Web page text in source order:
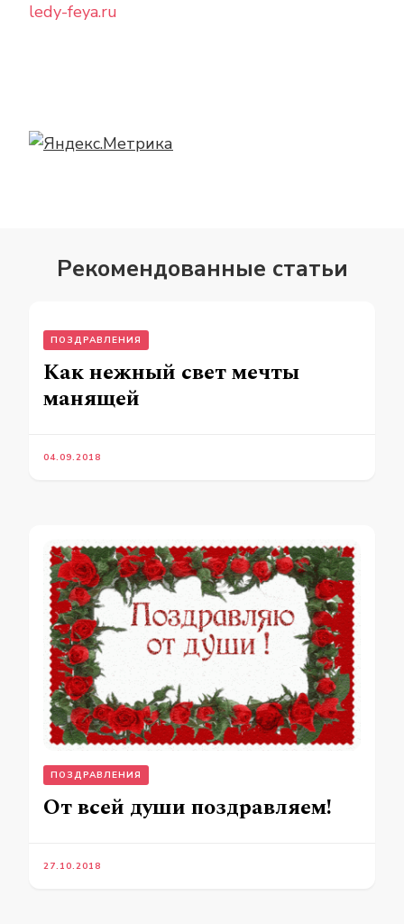
ledy-feya.ru
Рекомендованные статьи
ПОЗДРАВЛЕНИЯ
Как нежный свет мечты
манящей
04.09.2018
ПОЗДРАВЛЕНИЯ
От всей души поздравляем!
27.10.2018